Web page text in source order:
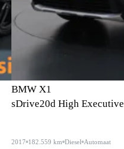
BMW X1
sDrive20d High Executive
2017 182.559 km Diesel Automaat